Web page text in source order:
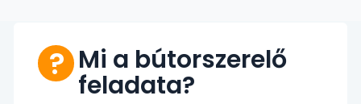
Mi a bútorszerelő
feladata?